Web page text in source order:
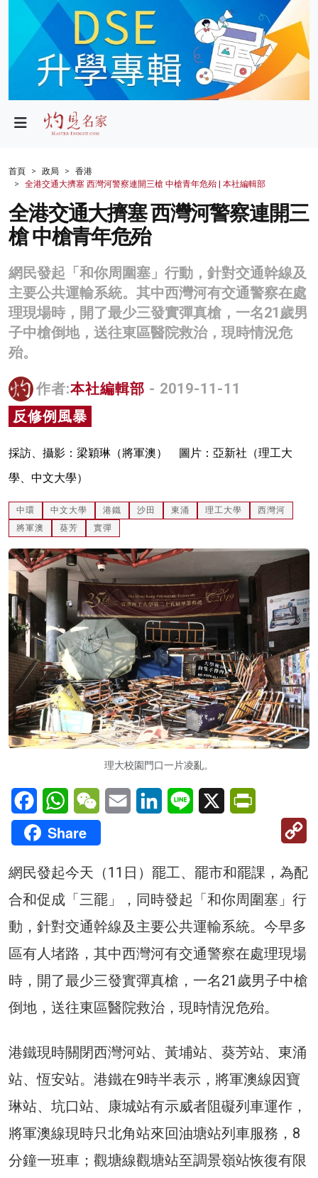
政局
財經
生活
健康
商業
科技
影片
名家榜
關於我們
首頁 政局
香港
全港交通大擠塞 西灣河警察連開三槍 中槍青年危殆 | 本社編輯部
全港交通大擠塞 西灣河警察連開三
槍 中槍青年危殆
網民發起「和你周圍塞」行動，針對交通幹線及
主要公共運輸系統。其中西灣河有交通警察在處
理現場時，開了最少三發實彈真槍，一名21歲男
子中槍倒地，送往東區醫院救治，現時情況危
殆。
作者:本社編輯部 - 2019-11-11
反修例風暴
採訪、攝影：梁穎琳（將軍澳） 圖片：亞新社（理工大
學、中文大學）
中環 中文大學 港鐵 沙田 東涌 理工大學
西灣河
將軍澳
葵芳 實彈
理大校園門口一片凌亂。
FacebookWhatsAppWeChatEmail LinkedInLine X
Share
網民發起今天（11日）罷工、罷市和罷課，為配
合和促成「三罷」，同時發起「和你周圍塞」行
動，針對交通幹線及主要公共運輸系統。今早多
區有人堵路，其中西灣河有交通警察在處理現場
時，開了最少三發實彈真槍，一名21歲男子中槍
倒地，送往東區醫院救治，現時情況危殆。
港鐵現時關閉西灣河站、黃埔站、葵芳站、東涌
站、恆安站。港鐵在9時半表示，將軍澳線因寶
琳站、坑口站、康城站有示威者阻礙列車運作，
將軍澳線現時只北角站來回油塘站列車服務，8
分鐘一班車；觀塘線觀塘站至調景嶺站恢復有限